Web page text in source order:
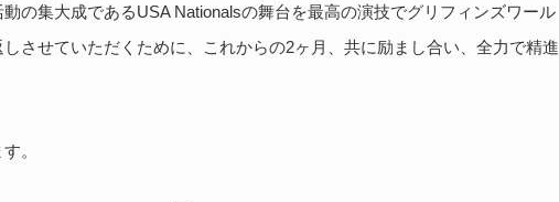
の集大成であるUSA Nationalsの舞台を最高の演技でグリフィンズワール
させていただくために、これからの2ヶ月、共に励まし合い、全力で精進
。